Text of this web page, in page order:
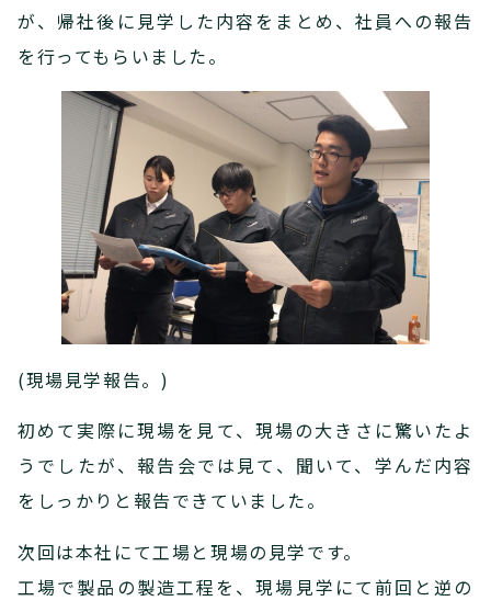
が、帰社後に見学した内容をまとめ、社員への報告
を行ってもらいました。
(現場見学報告。)
初めて実際に現場を見て、現場の大きさに驚いたよ
うでしたが、報告会では見て、聞いて、学んだ内容
をしっかりと報告できていました。
次回は本社にて工場と現場の見学です。
工場で製品の製造工程を、現場見学にて前回と逆の